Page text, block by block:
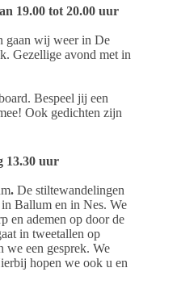
19.00 tot 20.00 uur
gaan wij weer in De
Gezellige avond met in
Bespeel jij een
Ook gedichten zijn
13.30 uur
. De stiltewandelingen
Ballum en in Nes. We
en ademen op door de
in tweetallen op
we een gesprek. We
hopen we ook u en